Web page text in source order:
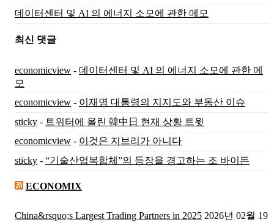
데이터센터 및 AI 의 에너지 소모에 관한 메모
최신 댓글
economicview - 데이터센터 및 AI 의 에너지 소모에 관한 메
모
economicview - 이재명 대통령의 지지도와 부동산 이슈
sticky - 트위터에 올린 韓中日 현재 상황 트윗
economicview - 이것은 지브리가 아니다
sticky - “기술산업복합체”의 등장을 경고하는 조 바이든
ECONOMIX
China&rsquo;s Largest Trading Partners in 2025 2026년 02월 19